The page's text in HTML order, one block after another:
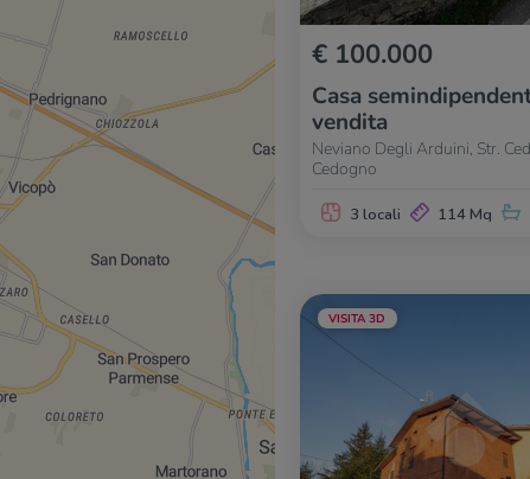
€ 100.000
Casa
vendita
Neviano Degli Arduini, Str.
Cedogno
3 locali 114 Mq
VISITA 3D